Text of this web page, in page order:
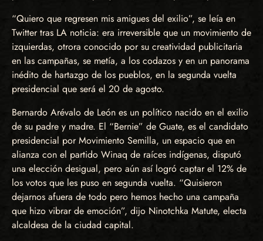
“Quiero que regresen mis amigues del exilio”, se leía en
Twitter tras LA noticia: era irreversible que un movimiento de
izquierdas, otrora conocido por su creatividad publicitaria
en las campañas, se metía, a los codazos y en un panorama
inédito de hartazgo de los pueblos, en la segunda vuelta
presidencial que será el 20 de agosto.
Bernardo Arévalo de León es un político nacido en el exilio
de su padre y madre. El “Bernie” de Guate, es el candidato
presidencial por Movimiento Semilla, un espacio que en
alianza con el partido Winaq de raíces indígenas, disputó
una elección desigual, pero aún así logró captar el 12% de
los votos que les puso en segunda vuelta. “Quisieron
dejarnos afuera de todo pero hemos hecho una campaña
que hizo vibrar de emoción”, dijo Ninotchka Matute, electa
alcaldesa de la ciudad capital.